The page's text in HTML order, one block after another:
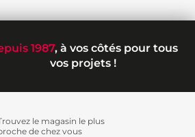
1987, à vos côtés pour tous
vos projets !
le magasin le plus
de chez vous